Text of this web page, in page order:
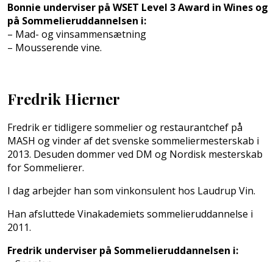
Bonnie underviser på WSET Level 3 Award in Wines og
på Sommelieruddannelsen i:
– Mad- og vinsammensætning
– Mousserende vine.
Fredrik Hierner
Fredrik er tidligere sommelier og restaurantchef på
MASH og vinder af det svenske sommeliermesterskab i
2013. Desuden dommer ved DM og Nordisk mesterskab
for Sommelierer.
I dag arbejder han som vinkonsulent hos Laudrup Vin.
Han afsluttede Vinakademiets sommelieruddannelse i
2011.
Fredrik underviser på Sommelieruddannelsen i: